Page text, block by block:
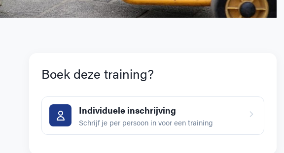
Boek deze training?
Individuele inschrijving
Schrijf je per persoon in voor een training